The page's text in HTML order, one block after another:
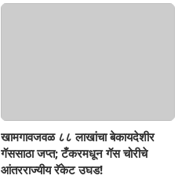
खामगावजवळ ८८ लाखांचा बेकायदेशीर
गॅससाठा जप्त; टँकरमधून गॅस चोरीचे
आंतरराज्यीय रॅकेट उघड!